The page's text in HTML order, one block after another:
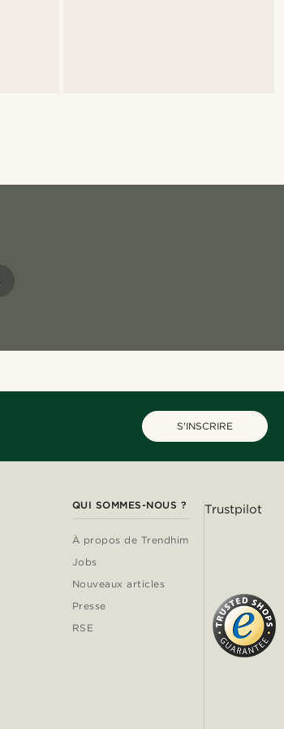
S'INSCRIRE
QUI SOMMES-NOUS ?
À propos de Trendhim
Jobs
Nouveaux articles
Presse
RSE
Trustpilot